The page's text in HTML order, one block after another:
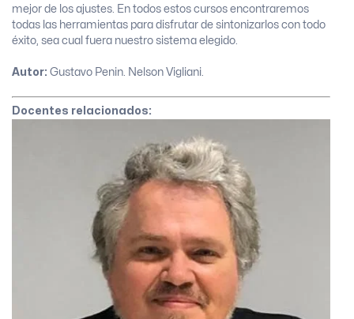
mejor de los ajustes. En todos estos cursos encontraremos
todas las herramientas para disfrutar de sintonizarlos con todo
éxito, sea cual fuera nuestro sistema elegido.
Autor: Gustavo Penin. Nelson Vigliani.
Docentes relacionados: